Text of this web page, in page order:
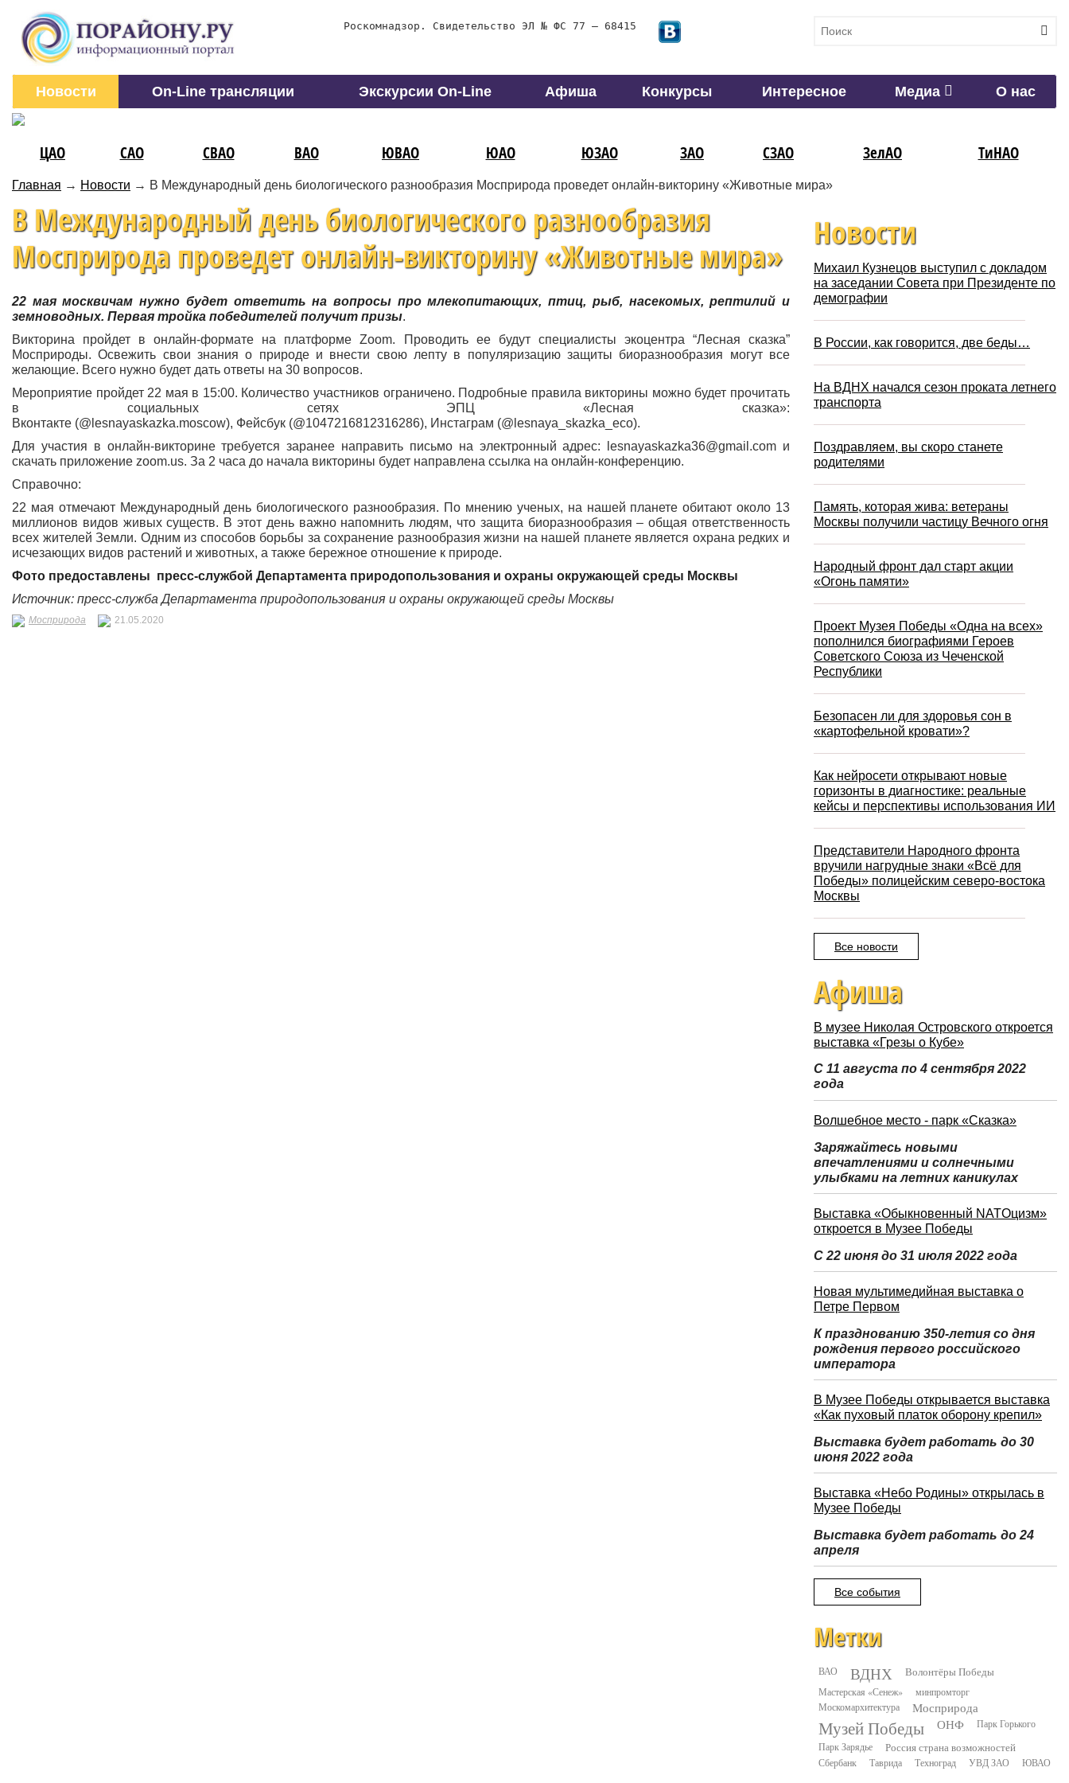
Роскомнадзор. Свидетельство ЭЛ № ФС 77 – 68415
Новости On-Line трансляции Экскурсии On-Line Афиша Конкурсы Интересное Медиа О нас
ЦАО САО СВАО ВАО ЮВАО ЮАО ЮЗАО ЗАО СЗАО ЗелАО ТиНАО
Главная → Новости → В Международный день биологического разнообразия Мосприрода проведет онлайн-викторину «Животные мира»
В Международный день биологического разнообразия
Мосприрода проведет онлайн-викторину «Животные мира»
22 мая москвичам нужно будет ответить на вопросы про млекопитающих, птиц, рыб, насекомых, рептилий и
земноводных. Первая тройка победителей получит призы.
Викторина пройдет в онлайн-формате на платформе Zoom. Проводить ее будут специалисты экоцентра “Лесная сказка”
Мосприроды. Освежить свои знания о природе и внести свою лепту в популяризацию защиты биоразнообразия могут все
желающие. Всего нужно будет дать ответы на 30 вопросов.
Мероприятие пройдет 22 мая в 15:00. Количество участников ограничено. Подробные правила викторины можно будет прочитать
в социальных сетях ЭПЦ «Лесная сказка»:
Вконтакте (@lesnayaskazka.moscow), Фейсбук (@1047216812316286), Инстаграм (@lesnaya_skazka_eco).
Для участия в онлайн-викторине требуется заранее направить письмо на электронный адрес: lesnayaskazka36@gmail.com и
скачать приложение zoom.us. За 2 часа до начала викторины будет направлена ссылка на онлайн-конференцию.
Справочно:
22 мая отмечают Международный день биологического разнообразия. По мнению ученых, на нашей планете обитают около 13
миллионов видов живых существ. В этот день важно напомнить людям, что защита биоразнообразия – общая ответственность
всех жителей Земли. Одним из способов борьбы за сохранение разнообразия жизни на нашей планете является охрана редких и
исчезающих видов растений и животных, а также бережное отношение к природе.
Фото предоставлены пресс-службой Департамента природопользования и охраны окружающей среды Москвы
Источник: пресс-служба Департамента природопользования и охраны окружающей среды Москвы
Мосприрода 21.05.2020
Новости
Михаил Кузнецов выступил с докладом
на заседании Совета при Президенте по
демографии
В России, как говорится, две беды…
На ВДНХ начался сезон проката летнего
транспорта
Поздравляем, вы скоро станете
родителями
Память, которая жива: ветераны
Москвы получили частицу Вечного огня
Народный фронт дал старт акции
«Огонь памяти»
Проект Музея Победы «Одна на всех»
пополнился биографиями Героев
Советского Союза из Чеченской
Республики
Безопасен ли для здоровья сон в
«картофельной кровати»?
Как нейросети открывают новые
горизонты в диагностике: реальные
кейсы и перспективы использования ИИ
Представители Народного фронта
вручили нагрудные знаки «Всё для
Победы» полицейским северо-востока
Москвы
Все новости
Афиша
В музее Николая Островского откроется
выставка «Грезы о Кубе»
С 11 августа по 4 сентября 2022
года
Волшебное место - парк «Сказка»
Заряжайтесь новыми
впечатлениями и солнечными
улыбками на летних каникулах
Выставка «Обыкновенный NATOцизм»
откроется в Музее Победы
С 22 июня до 31 июля 2022 года
Новая мультимедийная выставка о
Петре Первом
К празднованию 350-летия со дня
рождения первого российского
императора
В Музее Победы открывается выставка
«Как пуховый платок оборону крепил»
Выставка будет работать до 30
июня 2022 года
Выставка «Небо Родины» открылась в
Музее Победы
Выставка будет работать до 24
апреля
Все события
Метки
ВАО ВДНХ Волонтёры Победы
Мастерская «Сенеж»
минпромторг
Москомархитектура
Мосприрода
Музей Победы ОНФ
Парк Горького
Парк Зарядье
Россия страна возможностей
Сбербанк Таврида Техноград УВД ЗАО ЮВАО